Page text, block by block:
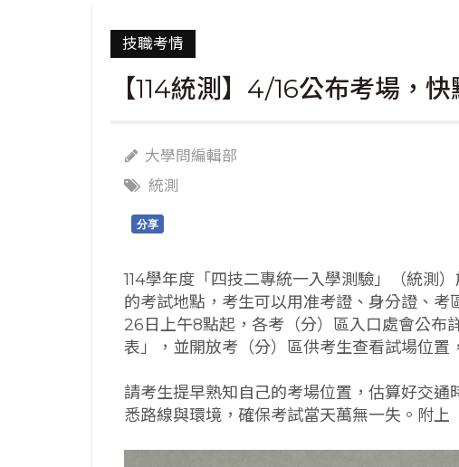
技職考情
【114統測】4/16公布考場，
大學問編輯部
統測
分享
114學年度「四技二專統一入學測驗」（統測
的考試地點，考生可以用准考證、身分證、
26日上午8點起，各考（分）區入口處會公布
表」，並開放考（分）區供考生查看試場位置
請考生提早熟知自己的考場位置，估算好交
悉路線與環境，確保考試當天萬無一失。附上